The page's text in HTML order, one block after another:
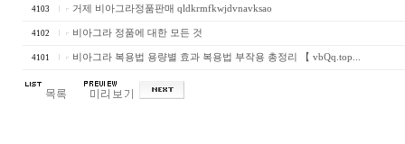
4103 거제 비아그라정품판매 qldkrmfkwjdvnavksao
4102 비아그라 정품에 대한 모든 것
4101 비아그라 복용법 용량별 효과 복용법 부작용 총정리 【 vbQq.top...